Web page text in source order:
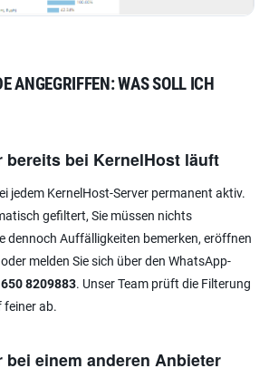
ANGEGRIFFEN: WAS SOLL ICH
bereits bei KernelHost läuft
jedem KernelHost-Server permanent aktiv.
gefiltert, Sie müssen nichts
dennoch Auffälligkeiten bemerken, eröffnen
oder melden Sie sich über den WhatsApp-
8209883. Unser Team prüft die Filterung
feiner ab.
bei einem anderen Anbieter